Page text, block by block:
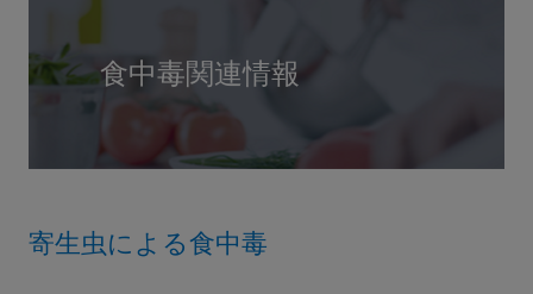
食中毒関連情報
寄生虫による食中毒